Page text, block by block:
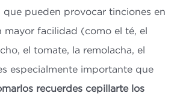
que pueden provocar tinciones en
mayor facilidad (como el té, el
el tomate, la remolacha, el
especialmente importante que
recuerdes cepillarte los